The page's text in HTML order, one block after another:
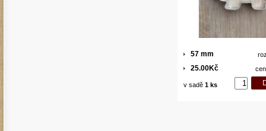
57 mm
25.00Kč
v sadě 1 ks